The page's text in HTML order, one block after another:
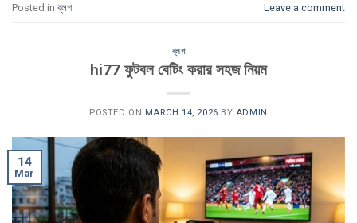
Posted inব্লগ Leave a comment
ব্লগ
hi77 ফুটবল বেটিং করার সহজ নিয়ম
POSTED ON MARCH 14, 2026 BY ADMIN
14
Mar